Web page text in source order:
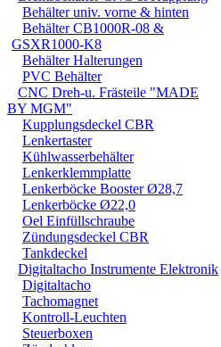
Behälter univ. vorne & hinten
Behälter CB1000R-08 &
GSXR1000-K8
Behälter Halterungen
PVC Behälter
CNC Dreh-u. Frästeile "MADE
BY MGM"
Kupplungsdeckel CBR
Lenkertaster
Kühlwasserbehälter
Lenkerklemmplatte
Lenkerböcke Booster Ø28,7
Lenkerböcke Ø22,0
Oel Einfüllschraube
Zündungsdeckel CBR
Tankdeckel
Digitaltacho Instrumente Elektronik
Digitaltacho
Tachomagnet
Kontroll-Leuchten
Steuerboxen